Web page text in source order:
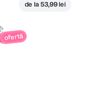
de la 53,99 lei
ofertă